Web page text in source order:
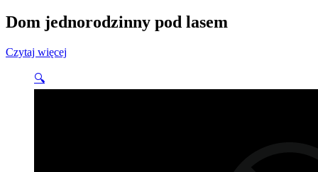
Dom jednorodzinny pod lasem
Czytaj więcej
🔍